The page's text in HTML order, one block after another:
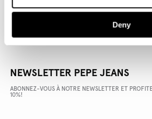
Deny
NEWSLETTER PEPE JEANS
ABONNEZ-VOUS À NOTRE NEWSLETTER ET
10%!